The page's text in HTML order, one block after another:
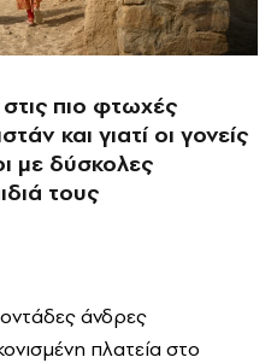
πιο φτωχές
και γιατί οι γονείς
με δύσκολες
τους
άνδρες
πλατεία στο